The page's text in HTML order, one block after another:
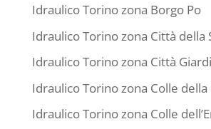
Idraulico Torino zona Borgo Po
Idraulico Torino zona Città della
Idraulico Torino zona Città
Idraulico Torino zona Colle
Idraulico Torino zona Colle